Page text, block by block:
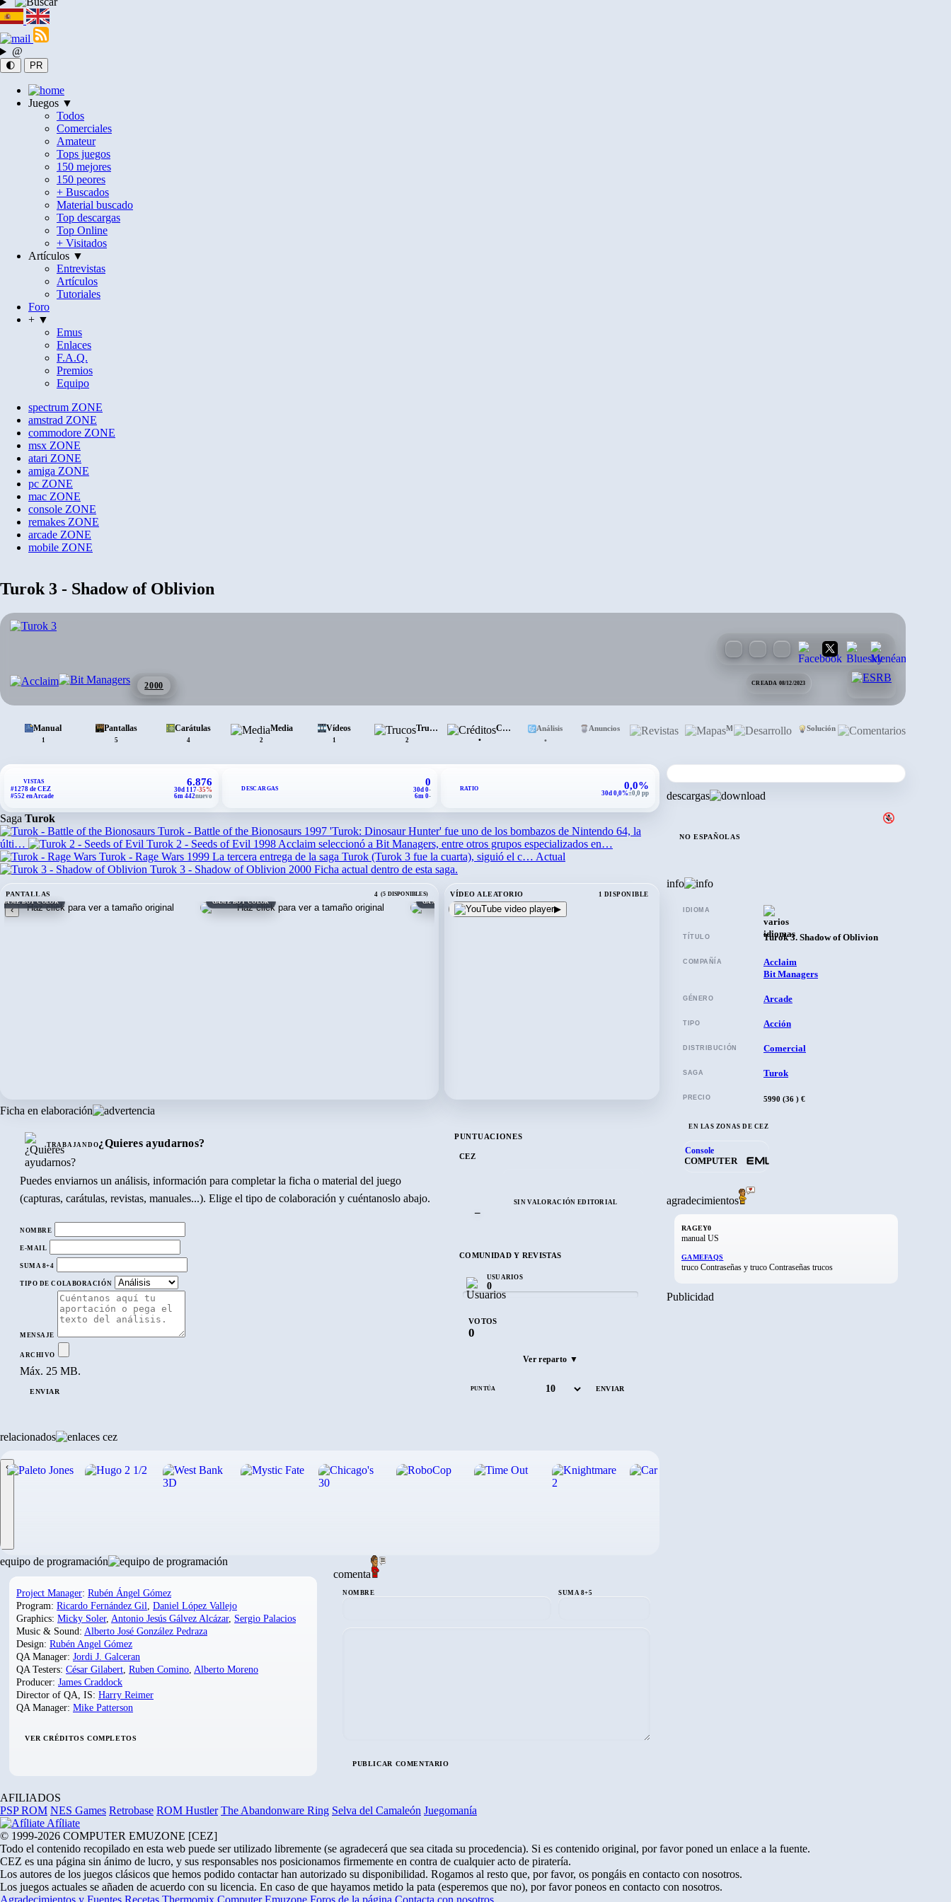
@
🌓 PR
Juegos ▼
Todos
Comerciales
Amateur
Tops juegos
150 mejores
150 peores
+ Buscados
Material buscado
Top descargas
Top Online
+ Visitados
Artículos ▼
Entrevistas
Artículos
Tutoriales
Foro
+ ▼
Emus
Enlaces
F.A.Q.
Premios
Equipo
spectrum ZONE
amstrad ZONE
commodore ZONE
msx ZONE
atari ZONE
amiga ZONE
pc ZONE
mac ZONE
console ZONE
remakes ZONE
arcade ZONE
mobile ZONE
Turok 3 - Shadow of Oblivion
2000 CREADA 08/12/2023
Manual
1
Pantallas
5
Carátulas
4
Media
2
Vídeos
1
Trucos
2
Créditos
•
Análisis
•
Anuncios Revistas Mapas Desarrollo
Solución
descargas
NO ESPAÑOLAS
info
IDIOMA
TÍTULO Turok 3. Shadow of Oblivion
COMPAÑÍA
Acclaim
Bit Managers
GÉNERO Arcade
TIPO Acción
DISTRIBUCIÓN Comercial
SAGA Turok
PRECIO 5990 (36 ) €
EN LAS ZONAS DE CEZ
Console
COMPUTER
agradecimientos
RAGEY0
manual US
GAMEFAQS
truco Contraseñas y truco Contraseñas trucos
Publicidad
VISTAS
#1278 de CEZ
#552 en Arcade
6.876
30d 117-35%
6m 442nuevo
DESCARGAS
0
30d 0-
6m 0-
RATIO 0,0%
30d 0,0%±0,0 pp
Saga Turok
Turok - Battle of the Bionosaurs 1997 'Turok: Dinosaur Hunter' fue uno de los bombazos de Nintendo 64, la
últi…
Turok 2 - Seeds of Evil 1998 Acclaim seleccionó a Bit Managers, entre otros grupos especializados en…
Turok - Rage Wars 1999 La tercera entrega de la saga Turok (Turok 3 fue la cuarta), siguió el c… Actual
Turok 3 - Shadow of Oblivion 2000 Ficha actual dentro de esta saga.
PANTALLAS 4 (5 DISPONIBLES)
‹
GAME BOY COLOR GAME BOY COLOR GAME BOY COLOR
VÍDEO ALEATORIO 1 DISPONIBLE
▶
Ficha en elaboración
TRABAJANDO¿Quieres ayudarnos?
Puedes enviarnos un análisis, información para completar la ficha o material del juego
(capturas, carátulas, revistas, manuales...). Elige el tipo de colaboración y cuéntanoslo abajo.
NOMBRE
E-MAIL
SUMA 8+4
TIPO DE COLABORACIÓN
MENSAJE
ARCHIVO
Máx. 25 MB.
ENVIAR
PUNTUACIONES
CEZ
–
SIN VALORACIÓN EDITORIAL
COMUNIDAD Y REVISTAS
USUARIOS
0
VOTOS
0
Ver reparto ▼
PUNTÚA
relacionados
‹
equipo de programación
Project Manager: Rubén Ángel Gómez
Program: Ricardo Fernández Gil
Daniel López Vallejo
Graphics: Micky Soler, Antonio Jesús Gálvez Alcázar, Sergio Palacios
Music & Sound: Alberto José González Pedraza
Design: Rubén Angel Gómez
QA Manager: Jordi J. Galceran
QA Testers: César Gilabert Ruben Comino Alberto Moreno
Producer: James Craddock
Director of QA, IS: Harry Reimer
QA Manager: Mike Patterson
VER CRÉDITOS COMPLETOS
comenta
NOMBRE SUMA 8+5
AFILIADOS
PSP ROM NES Games Retrobase ROM Hustler The Abandonware Ring Selva del Camaleón Juegomanía
Afíliate
© 1999-2026 COMPUTER EMUZONE [CEZ]
Todo el contenido recopilado en esta web puede ser utilizado libremente (se agradecerá que sea citada su procedencia). Si es contenido original, por favor poned un enlace a la fuente.
CEZ es una página sin ánimo de lucro, y sus responsables nos posicionamos firmemente en contra de cualquier acto de piratería.
Los autores de los juegos clásicos que hemos podido contactar han autorizado su disponibilidad. Rogamos al resto que, por favor, os pongáis en contacto con nosotros.
Los juegos actuales se añaden de acuerdo con su licencia. En caso de que hayamos metido la pata (esperemos que no), por favor poneos en contacto con nosotros.
Agradecimientos y Fuentes Recetas Thermomix Computer Emuzone Foros de la página Contacta con nosotros